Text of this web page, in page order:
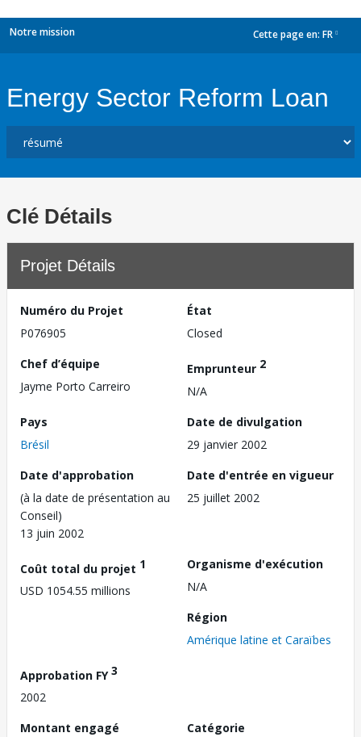
Notre mission Cette page en: FR
Energy Sector Reform Loan
Clé Détails
Projet Détails
Numéro du Projet
P076905
État
Closed
Chef d’équipe
Jayme Porto Carreiro
Emprunteur 2
N/A
Pays
Brésil
Date de divulgation
29 janvier 2002
Date d'approbation
(à la date de présentation au
Conseil)
13 juin 2002
Date d'entrée en vigueur
25 juillet 2002
Coût total du projet 1
USD 1054.55 millions
Organisme d'exécution
N/A
Région
Amérique latine et Caraïbes
Approbation FY3
2002
Montant engagé
Catégorie